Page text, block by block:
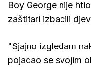
Boy George nije
zaštitari izbacili
"Sjajno izgledam
pojadao se svojim